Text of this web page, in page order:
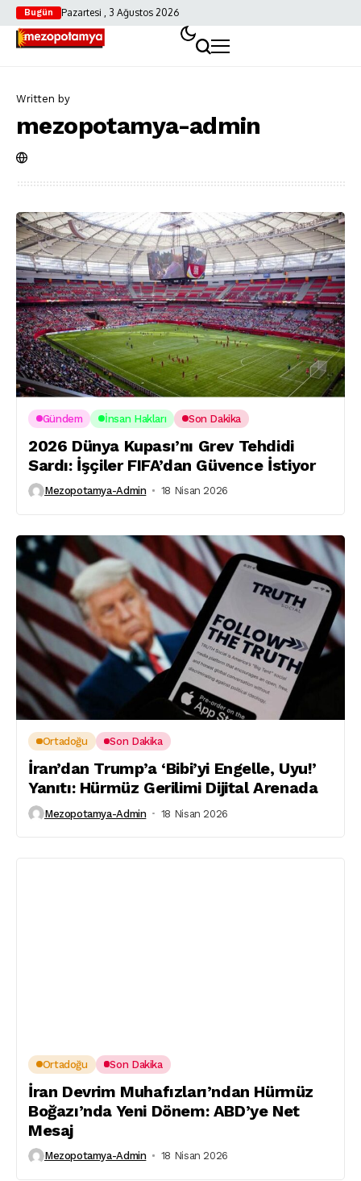
Bugün Pazartesi , 3 Ağustos 2026
Written by
mezopotamya-admin
Gündem İnsan Hakları Son Dakika
2026 Dünya Kupası’nı Grev Tehdidi
Sardı: İşçiler FIFA’dan Güvence İstiyor
Mezopotamya-Admin 18 Nisan 2026
Ortadoğu Son Dakika
İran’dan Trump’a ‘Bibi’yi Engelle, Uyu!’
Yanıtı: Hürmüz Gerilimi Dijital Arenada
Mezopotamya-Admin 18 Nisan 2026
Ortadoğu Son Dakika
İran Devrim Muhafızları’ndan Hürmüz
Boğazı’nda Yeni Dönem: ABD’ye Net
Mesaj
Mezopotamya-Admin 18 Nisan 2026